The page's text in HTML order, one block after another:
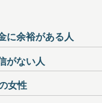
に余裕がある人
がない人
女性